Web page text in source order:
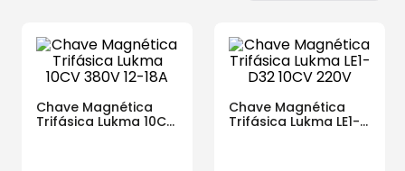
Chave Magnética
Trifásica Lukma 10CV
Chave Magnética
Trifásica Lukma LE1-